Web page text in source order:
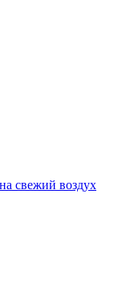
свежий воздух